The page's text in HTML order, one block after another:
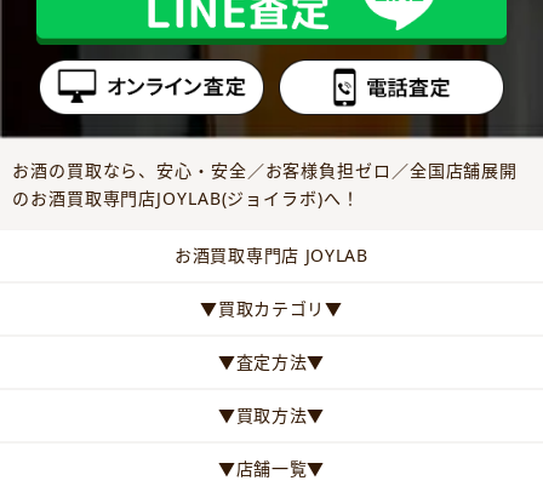
お酒の買取なら、安心・安全／お客様負担ゼロ／全国店舗展開
のお酒買取専門店JOYLAB(ジョイラボ)へ！
お酒買取専門店 JOYLAB
▼買取カテゴリ▼
▼査定方法▼
▼買取方法▼
▼店舗一覧▼